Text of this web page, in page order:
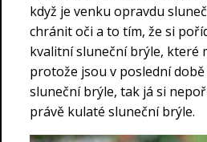
když je venku opravdu
chránit oči a to tím, že si
kvalitní sluneční brýle, které
protože jsou v poslední
sluneční brýle, tak já si
právě kulaté sluneční brýle.